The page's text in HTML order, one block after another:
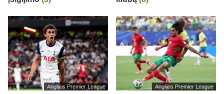
Anglijos Premier League Anglijos Premier League